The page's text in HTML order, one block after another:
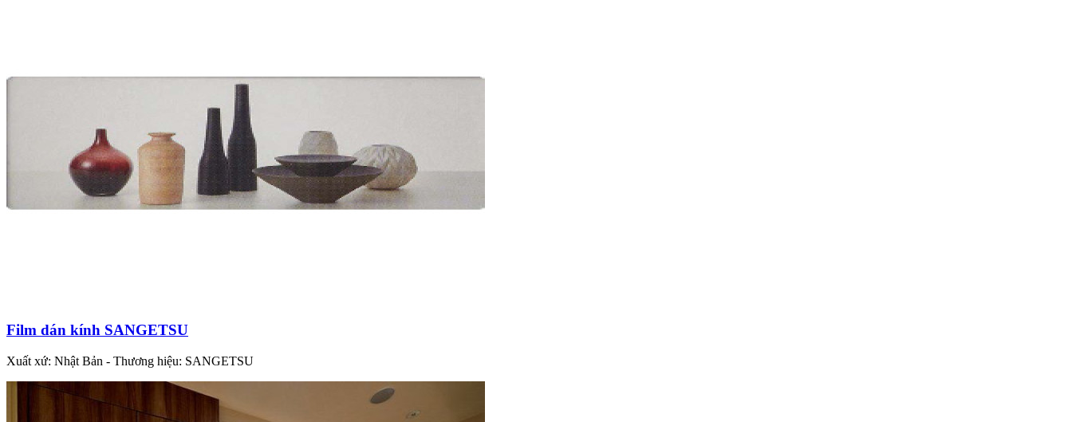
Film dán kính SANGETSU
Xuất xứ: Nhật Bản - Thương hiệu: SANGETSU